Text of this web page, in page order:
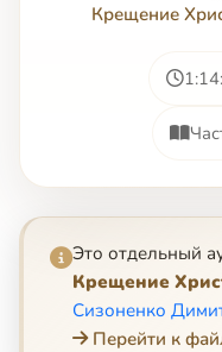
Крещение
Это отдельный
Крещение
Сизоненко
Перейти к